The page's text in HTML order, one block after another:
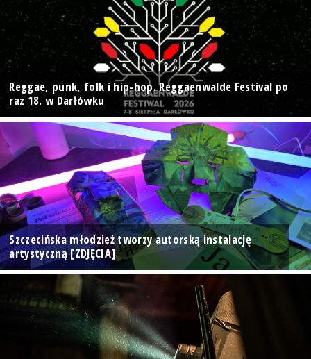
Reggae, punk, folk i hip-hop. Reggaenwalde Festival po
raz 18. w Darłówku
Szczecińska młodzież tworzy autorską instalację
artystyczną [ZDJĘCIA]